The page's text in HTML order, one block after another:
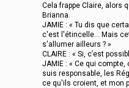
Cela frappe Claire, alors
Brianna.
JAMIE : « Tu dis que
c'est l'étincelle... Mais
s'allumer ailleurs ? »
CLAIRE : « Si, c’est
JAMIE : « Ce qui
suis responsable, les
ce qu'ils croient, et mon